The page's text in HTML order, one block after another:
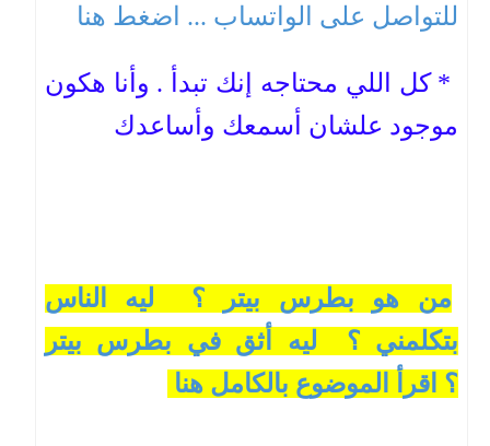
للتواصل على الواتساب ... اضغط هنا
* كل اللي محتاجه إنك تبدأ . وأنا هكون
موجود علشان أسمعك وأساعدك
من هو بطرس بيتر ؟ ليه الناس
بتكلمني ؟ ليه أثق في بطرس بيتر
؟ اقرأ الموضوع بالكامل هنا